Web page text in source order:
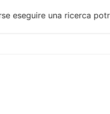
eseguire una ricerca